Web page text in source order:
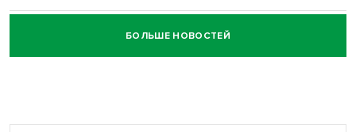
Честный выбор: видеонаблюдение обеспечит
объективность результатов ЕДГ в Новосибирской
БОЛЬШЕ НОВОСТЕЙ